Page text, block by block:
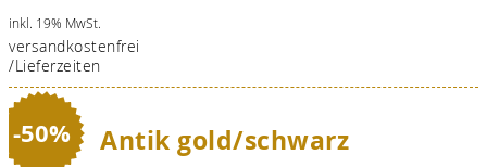
inkl. 19% MwSt.
versandkostenfrei
/Lieferzeiten
-50% Antik gold/schwarz